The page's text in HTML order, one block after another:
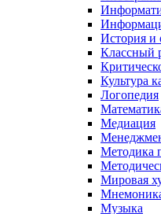
История и
Классный
Культура
Логопедия
Медиация
Методика
Мировая
Музыка